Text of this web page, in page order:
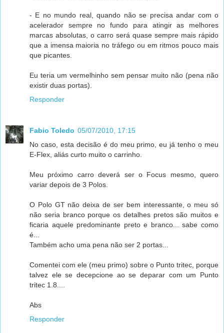
- E no mundo real, quando não se precisa andar com o
acelerador sempre no fundo para atingir as melhores
marcas absolutas, o carro será quase sempre mais rápido
que a imensa maioria no tráfego ou em ritmos pouco mais
que picantes.
Eu teria um vermelhinho sem pensar muito não (pena não
existir duas portas).
Responder
Fabio Toledo 05/07/2010, 17:15
No caso, esta decisão é do meu primo, eu já tenho o meu
E-Flex, aliás curto muito o carrinho.
Meu próximo carro deverá ser o Focus mesmo, quero
variar depois de 3 Polos.
O Polo GT não deixa de ser bem interessante, o meu só
não seria branco porque os detalhes pretos são muitos e
ficaria aquele predominante preto e branco... sabe como
é...
Também acho uma pena não ser 2 portas...
Comentei com ele (meu primo) sobre o Punto tritec, porque
talvez ele se decepcione ao se deparar com um Punto
tritec 1.8....
Abs
Responder